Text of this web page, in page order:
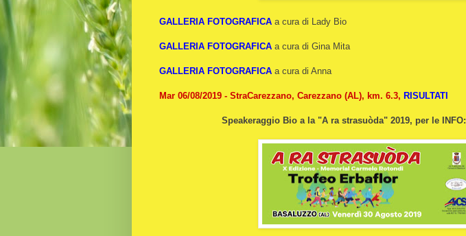
GALLERIA FOTOGRAFICA a cura di Lady Bio
GALLERIA FOTOGRAFICA a cura di Gina Mita
GALLERIA FOTOGRAFICA a cura di Anna
Mar 06/08/2019 - StraCarezzano, Carezzano (AL), km. 6.3, RISULTATI
Speakeraggio Bio a la "A ra strasuòda" 2019, per le INFO: